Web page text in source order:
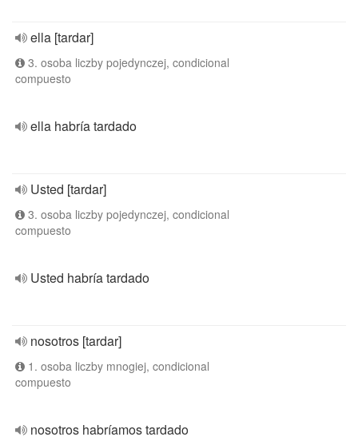
ella [tardar]
3. osoba liczby pojedynczej, condicional
compuesto
ella habría tardado
Usted [tardar]
3. osoba liczby pojedynczej, condicional
compuesto
Usted habría tardado
nosotros [tardar]
1. osoba liczby mnogiej, condicional
compuesto
nosotros habríamos tardado